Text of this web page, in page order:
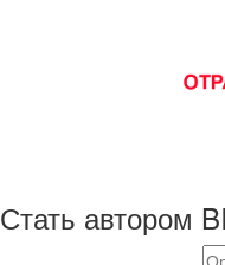
Стать автором